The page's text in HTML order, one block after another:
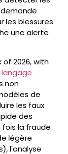
les blessures
une alerte
2026, with
non
de
les faux
des
la fraude
légère
l'analyse